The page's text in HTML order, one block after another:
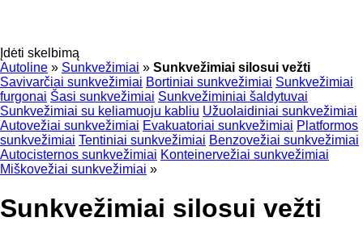
Įdėti skelbimą
Autoline » Sunkvežimiai » Sunkvežimiai silosui vežti
Savivarčiai sunkvežimiai Bortiniai sunkvežimiai Sunkvežimiai
furgonai Šasi sunkvežimiai Sunkvežiminiai šaldytuvai
Sunkvežimiai su keliamuoju kabliu Užuolaidiniai sunkvežimiai
Autovežiai sunkvežimiai Evakuatoriai sunkvežimiai Platformos
sunkvežimiai Tentiniai sunkvežimiai Benzovežiai sunkvežimiai
Autocisternos sunkvežimiai Konteinervežiai sunkvežimiai
Miškovežiai sunkvežimiai »
Sunkvežimiai silosui vežti